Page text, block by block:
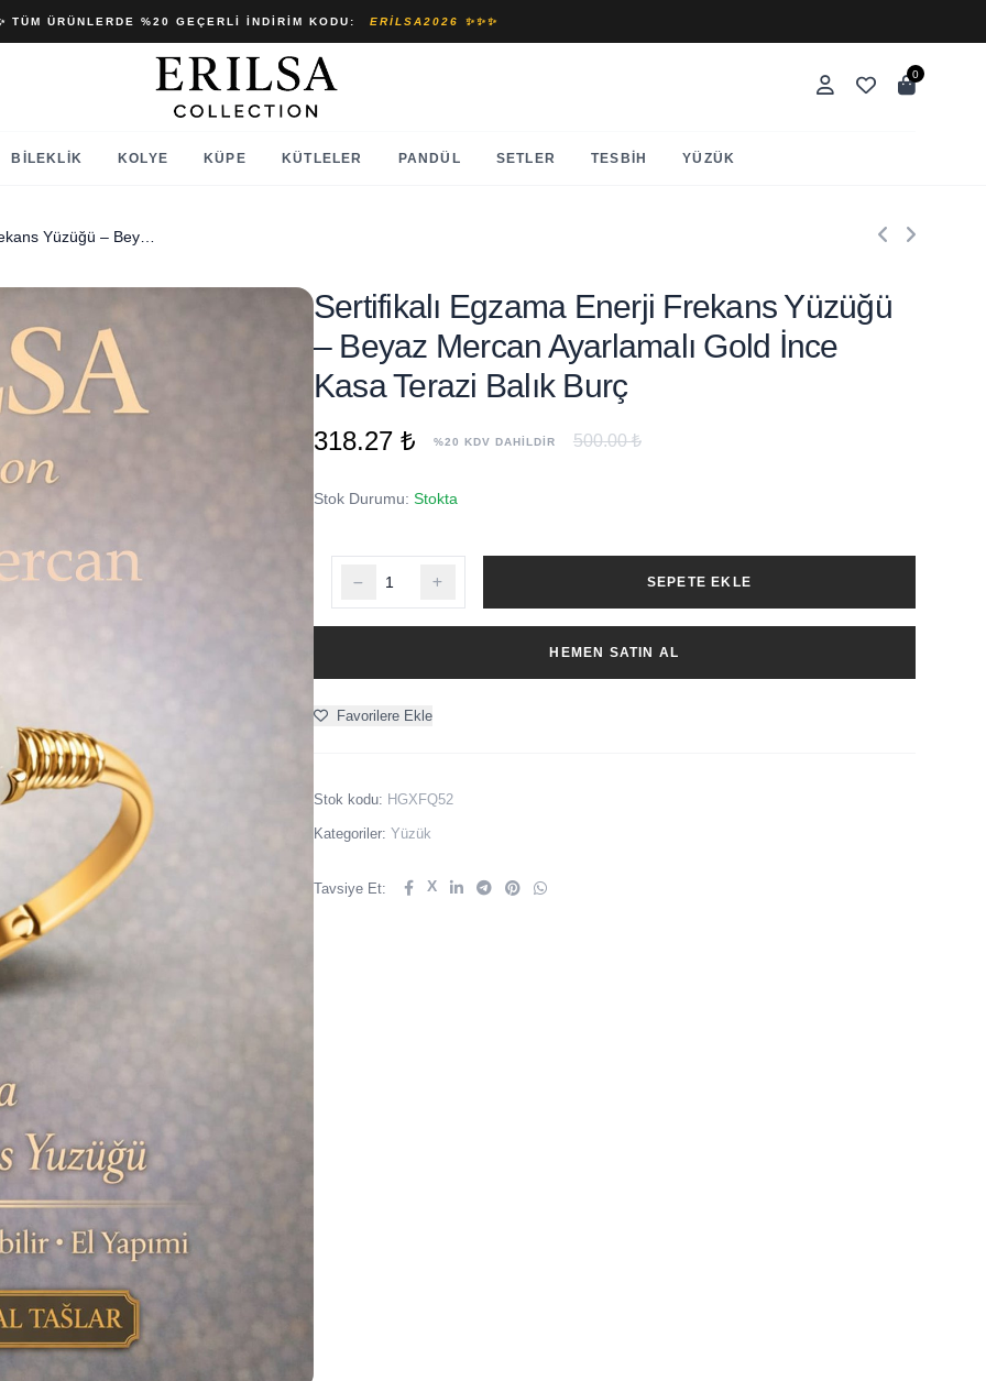
TÜM ÜRÜNLERDE %20 GEÇERLI İNDIRIM KODU: ERILSA2026 ✨✨✨
0
BILEKLIK KOLYE KÜPE KÜTLELER PANDÜL SETLER TESBIH YÜZÜK
Sertifikalı Egzama Enerji Frekans Yüzüğü
– Beyaz Mercan Ayarlamalı Gold İnce
Kasa Terazi Balık Burç
318.27 ₺ %20 KDV DAHİLDİR 500.00 ₺
Stok Durumu: Stokta
SEPETE EKLE
HEMEN SATIN AL
Favorilere Ekle
Stok kodu: HGXFQ52
Kategoriler: Yüzük
Tavsiye Et: X